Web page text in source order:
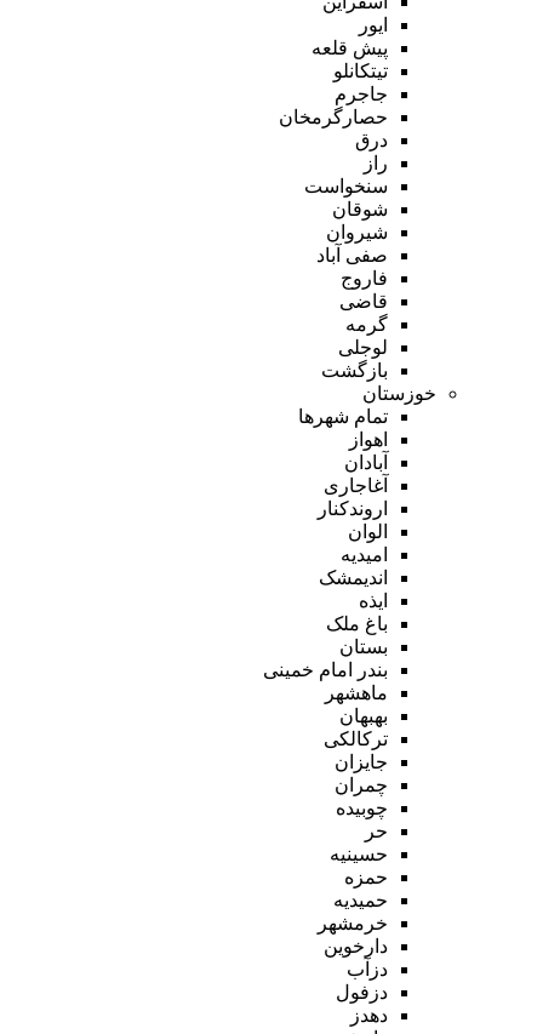
ایور
پیش قلعه
تیتکانلو
جاجرم
حصارگرمخان
درق
راز
سنخواست
شوقان
شیروان
صفی آباد
فاروج
قاضی
گرمه
لوجلی
بازگشت
خوزستان
تمام شهر‌ها
اهواز
آبادان
آغاجاری
اروندکنار
الوان
امیدیه
اندیمشک
ایذه
باغ ملک
بستان
بندر امام خمینی
ماهشهر
بهبهان
ترکالکی
جایزان
چمران
چوبیده
حر
حسینیه
حمزه
حمیدیه
خرمشهر
دارخوین
دزآب
دزفول
دهدز